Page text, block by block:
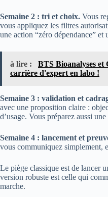
Semaine 2 : tri et choix. Vous
vous appliquez les filtres
une action “zéro dépendance” et
à lire :
BTS Bioanalyses et
carrière d'expert en labo !
Semaine 3 : validation et
avec une proposition claire :
d’usage. Vous préparez aussi
Semaine 4 : lancement et
vous communiquez simplement,
Le piège classique est de lancer
version robuste est celle qui
marche.